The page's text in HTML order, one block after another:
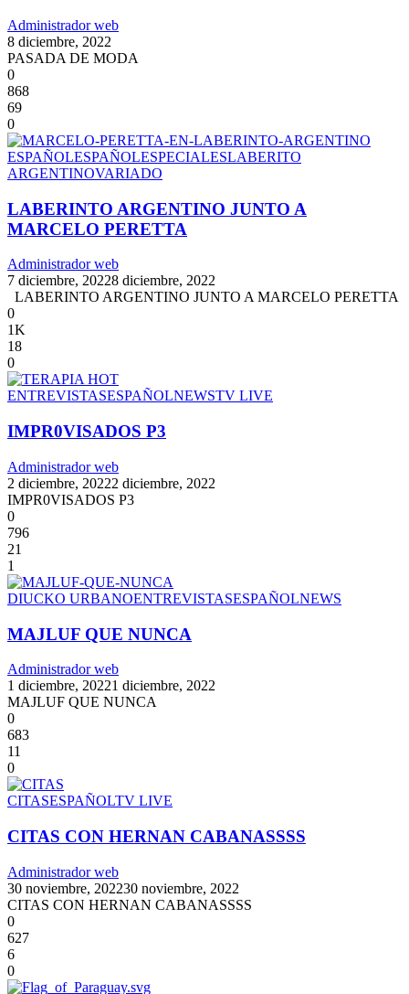
Administrador web
8 diciembre, 2022
PASADA DE MODA
0
868
69
0
ESPAÑOLESPAÑOLESPECIALESLABERITO
ARGENTINOVARIADO
LABERINTO ARGENTINO JUNTO A
MARCELO PERETTA
Administrador web
7 diciembre, 20228 diciembre, 2022
LABERINTO ARGENTINO JUNTO A MARCELO PERETTA
0
1K
18
0
ENTREVISTASESPAÑOLNEWSTV LIVE
IMPR0VISADOS P3
Administrador web
2 diciembre, 20222 diciembre, 2022
IMPR0VISADOS P3
0
796
21
1
DIUCKO URBANOENTREVISTASESPAÑOLNEWS
MAJLUF QUE NUNCA
Administrador web
1 diciembre, 20221 diciembre, 2022
MAJLUF QUE NUNCA
0
683
11
0
CITASESPAÑOLTV LIVE
CITAS CON HERNAN CABANASSSS
Administrador web
30 noviembre, 202230 noviembre, 2022
CITAS CON HERNAN CABANASSSS
0
627
6
0